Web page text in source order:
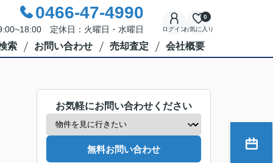
0466-47-4990
定休日：火曜日・水曜日 ログインお気に入り
0
索 お問い合わせ 売却査定 会社概要
お気軽にお問い合わせください
無料お問い合わせ